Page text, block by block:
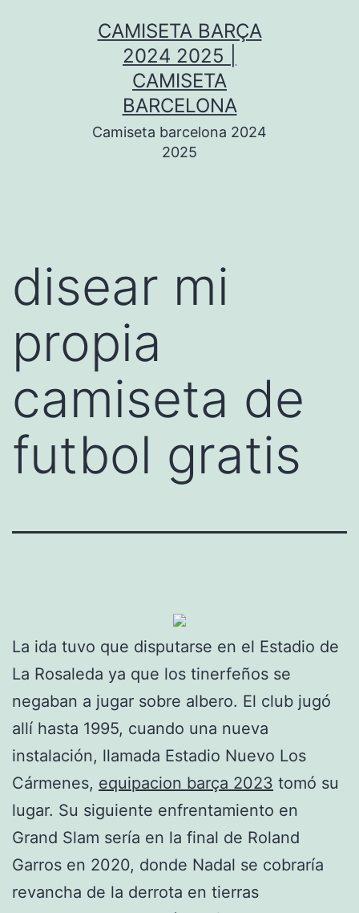
CAMISETA BARÇA
2024 2025 |
CAMISETA
BARCELONA
Camiseta barcelona 2024
2025
disear mi
propia
camiseta de
futbol gratis
La ida tuvo que disputarse en el Estadio de
La Rosaleda ya que los tinerfeños se
negaban a jugar sobre albero. El club jugó
allí hasta 1995, cuando una nueva
instalación, llamada Estadio Nuevo Los
Cármenes, equipacion barça 2023 tomó su
lugar. Su siguiente enfrentamiento en
Grand Slam sería en la final de Roland
Garros en 2020, donde Nadal se cobraría
revancha de la derrota en tierras